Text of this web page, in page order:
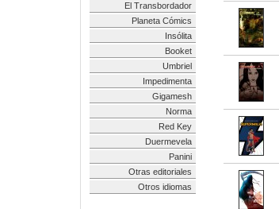
El Transbordador
Planeta Cómics
Insólita
Booket
Umbriel
Impedimenta
Gigamesh
Norma
Red Key
Duermevela
Panini
Otras editoriales
Otros idiomas